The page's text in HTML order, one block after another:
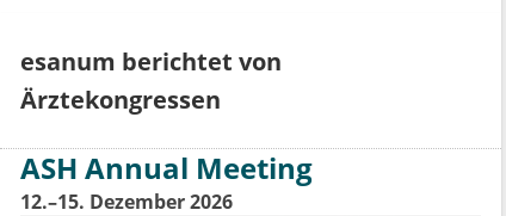
esanum berichtet von
Ärztekongressen
ASH Annual Meeting
12.–15. Dezember 2026